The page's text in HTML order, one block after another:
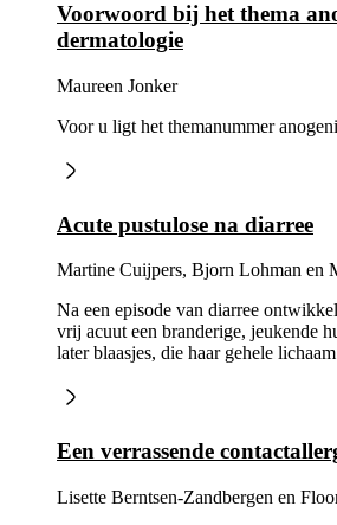
Voorwoord bij het thema
dermatologie
Maureen Jonker
Voor u ligt het themanummer
Acute pustulose na diarree
Martine Cuijpers, Bjorn Lohman en
Na een episode van diarree
vrij acuut een branderige, jeukende
later blaasjes, die haar gehele
Een verrassende
Lisette Berntsen-Zandbergen en